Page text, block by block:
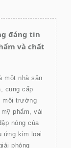
đáng tin
và chất
một nhà sản
cung cấp
môi trường
phẩm, vải
nóng của
ứng kim loại
phóng